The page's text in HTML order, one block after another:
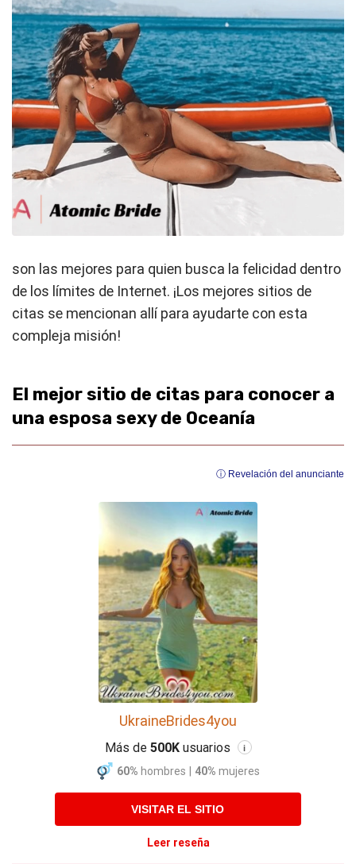
son las mejores para quien busca la felicidad dentro
de los límites de Internet. ¡Los mejores sitios de
citas se mencionan allí para ayudarte con esta
compleja misión!
El mejor sitio de citas para conocer a
una esposa sexy de Oceanía
ⓘ Revelación del anunciante
UkraineBrides4you
Más de 500Kusuarios i
60% hombres 40% mujeres
VISITAR EL SITIO
Leer reseña